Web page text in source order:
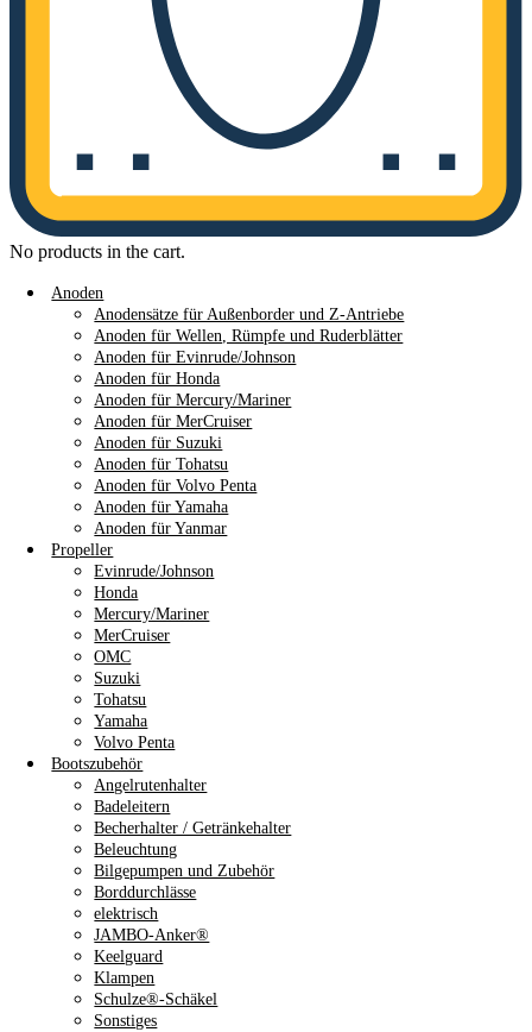
No products in the cart.
Anoden
Anodensätze für Außenborder und Z-Antriebe
Anoden für Wellen, Rümpfe und Ruderblätter
Anoden für Evinrude/Johnson
Anoden für Honda
Anoden für Mercury/Mariner
Anoden für MerCruiser
Anoden für Suzuki
Anoden für Tohatsu
Anoden für Volvo Penta
Anoden für Yamaha
Anoden für Yanmar
Propeller
Evinrude/Johnson
Honda
Mercury/Mariner
MerCruiser
OMC
Suzuki
Tohatsu
Yamaha
Volvo Penta
Bootszubehör
Angelrutenhalter
Badeleitern
Becherhalter / Getränkehalter
Beleuchtung
Bilgepumpen und Zubehör
Borddurchlässe
elektrisch
JAMBO-Anker®
Keelguard
Klampen
Schulze®-Schäkel
Sonstiges